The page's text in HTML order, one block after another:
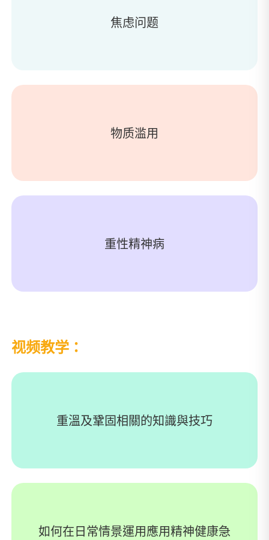
焦虑问题
物质滥用
重性精神病
视频教学：
重溫及鞏固相關的知識與技巧
如何在日常情景運用應用精神健康急